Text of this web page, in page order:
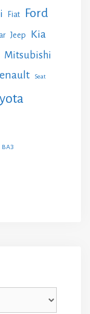
Fiat Ford
Jeep Kia
Mitsubishi
Seat
ВАЗ